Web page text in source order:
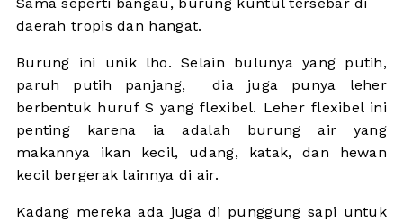
daerah tropis dan hangat.
Burung ini unik lho. Selain bulunya yang putih,
paruh putih panjang, dia juga punya leher
berbentuk huruf S yang flexibel. Leher flexibel ini
penting karena ia adalah burung air yang
makannya ikan kecil, udang, katak, dan hewan
kecil bergerak lainnya di air.
Kadang mereka ada juga di punggung sapi untuk